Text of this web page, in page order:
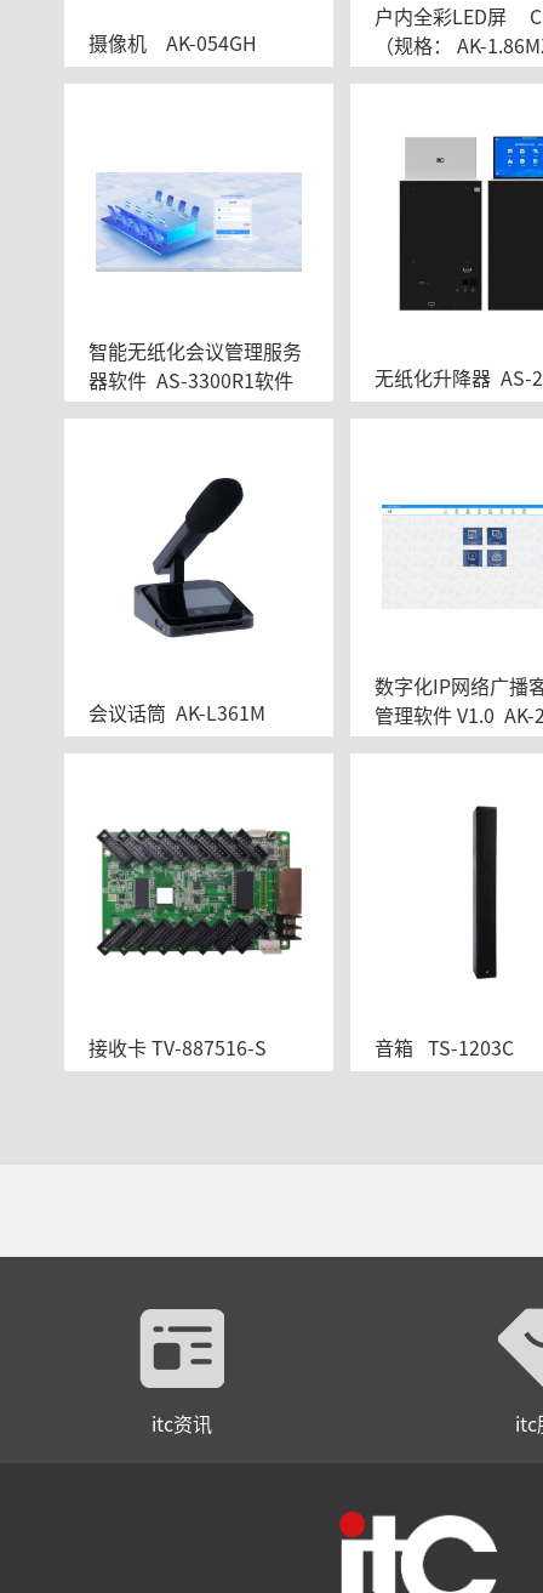
摄像机	AK-054GH
户内全彩LED屏	C1.86
（规格： AK-
智能无纸化会议管理服务
器软件  AS-3300R1软件
V3.0
无纸化升降器  AS-
会议话筒  AK-L361M
数字化IP网络广播
管理软件 V1.0  AK-
P
接收卡 TV-887516-S 音箱   TS-1203C
itc资讯 itc